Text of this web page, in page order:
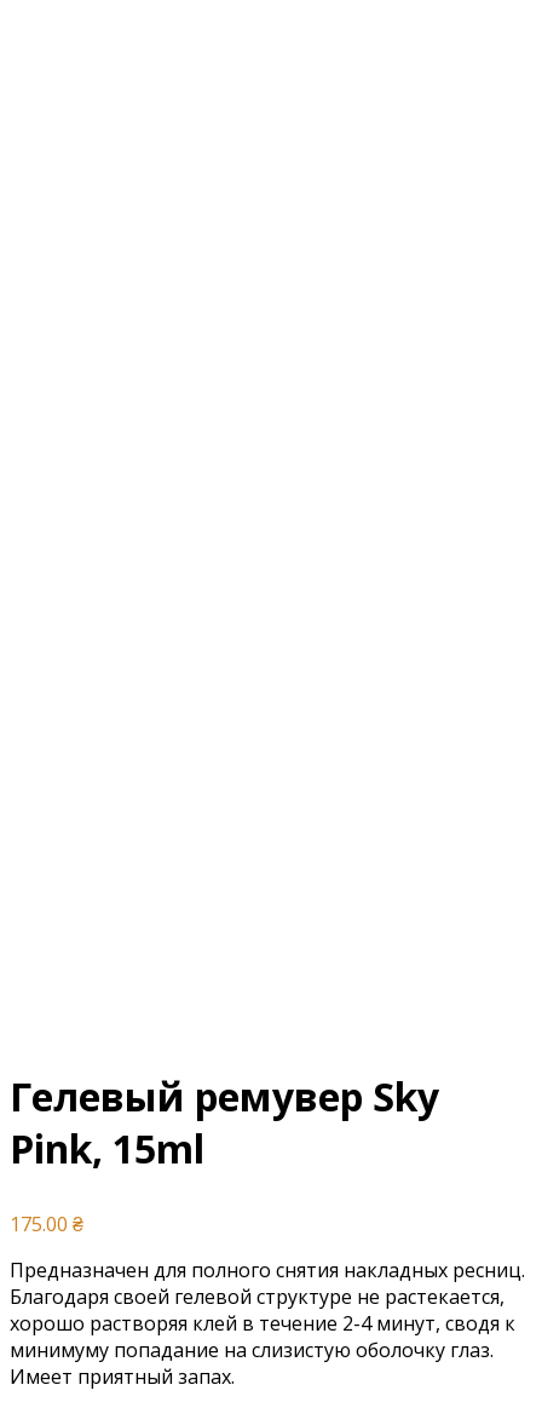
Гелевый ремувер Sky
Pink, 15ml
175.00 ₴
Предназначен для полного снятия накладных ресниц.
Благодаря своей гелевой структуре не растекается,
хорошо растворяя клей в течение 2-4 минут, сводя к
минимуму попадание на слизистую оболочку глаз.
Имеет приятный запах.